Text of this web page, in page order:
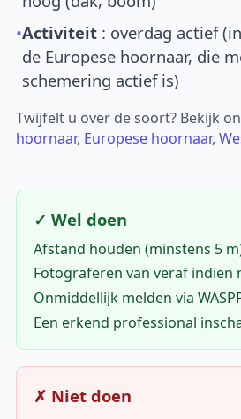
•Activiteit : overdag actief
de Europese hoornaar, die
schemering actief is)
Twijfelt u over de soort? Bekijk
hoornaar, Europese hoornaar,
✓ Wel doen
Afstand houden (minstens 5
Fotograferen van veraf indien
Onmiddellijk melden via
Een erkend professional
✗ Niet doen